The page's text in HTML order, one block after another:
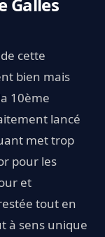
Galles
cette
bien mais
10ème
lancé
met trop
pour les
et
tout en
à sens unique